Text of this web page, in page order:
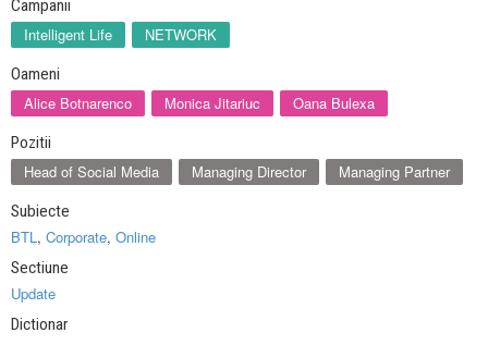
Campanii
Intelligent Life NETWORK
Oameni
Alice Botnarenco Monica Jitariuc Oana Bulexa
Pozitii
Head of Social Media Managing Director Managing Partner
Subiecte
BTL, Corporate, Online
Sectiune
Update
Dictionar